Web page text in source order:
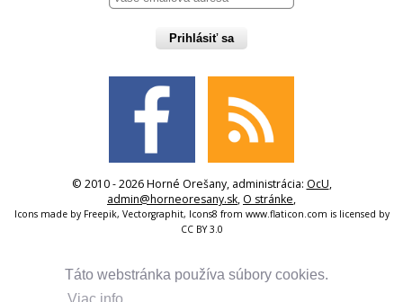
Táto webstránka používa súbory cookies.
Prihlásiť sa
© 2010 - 2026 Horné Orešany, administrácia: OcU,
admin@horneoresany.sk, O stránke,
Icons made by Freepik, Vectorgraphit, Icons8 from www.flaticon.com is licensed by
CC BY 3.0